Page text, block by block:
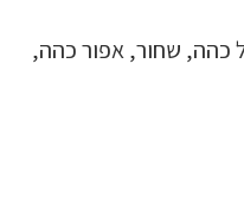
כהה, שחור, אפור כהה,